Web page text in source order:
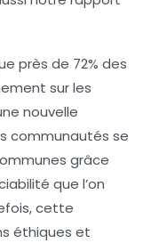
près de 72% des
sur les
nouvelle
communautés se
grâce
que l’on
cette
éthiques et